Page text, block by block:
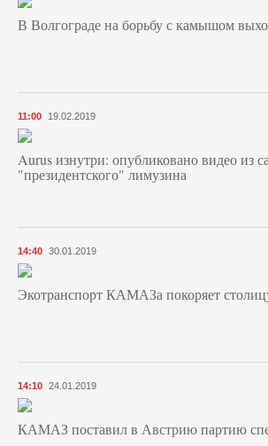
В Волгограде на борьбу с камышом
11:00 19.02.2019
Aurus изнутри: опубликовано видео из
"президентского" лимузина
14:40 30.01.2019
Экотранспорт КАМАЗа покоряет
14:10 24.01.2019
КАМАЗ поставил в Австрию партию